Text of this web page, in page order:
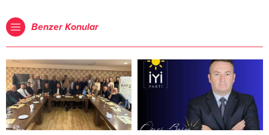
Benzer Konular